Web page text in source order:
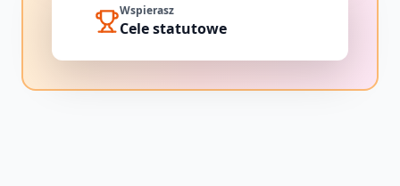
Wspierasz
Cele statutowe